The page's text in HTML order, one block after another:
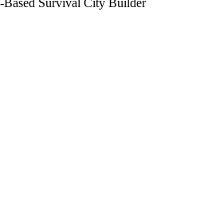
Survival City Builder